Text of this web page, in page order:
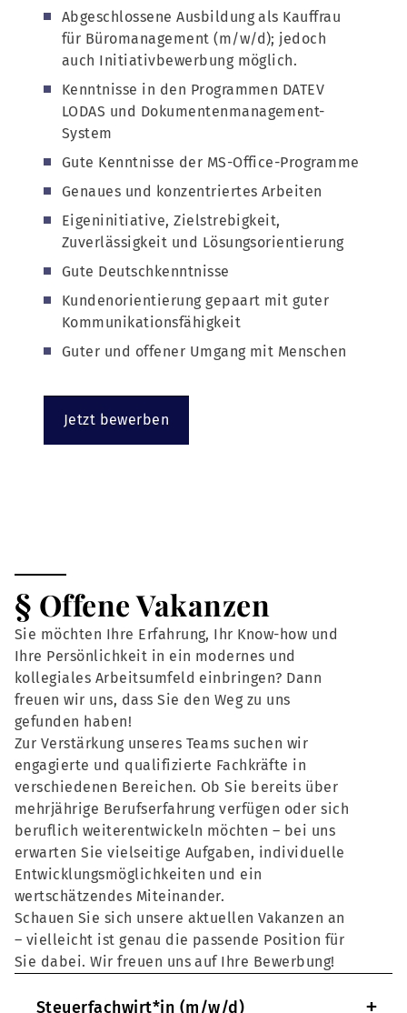
Abgeschlossene Ausbildung als Kauffrau
für Büromanagement (m/w/d); jedoch
auch Initiativbewerbung möglich.
Kenntnisse in den Programmen DATEV
LODAS und Dokumentenmanagement-
System
Gute Kenntnisse der MS-Office-Programme
Genaues und konzentriertes Arbeiten
Eigeninitiative, Zielstrebigkeit,
Zuverlässigkeit und Lösungsorientierung
Gute Deutschkenntnisse
Kundenorientierung gepaart mit guter
Kommunikationsfähigkeit
Guter und offener Umgang mit Menschen
Jetzt bewerben
§ Offene Vakanzen
Sie möchten Ihre Erfahrung, Ihr Know-how und
Ihre Persönlichkeit in ein modernes und
kollegiales Arbeitsumfeld einbringen? Dann
freuen wir uns, dass Sie den Weg zu uns
gefunden haben!
Zur Verstärkung unseres Teams suchen wir
engagierte und qualifizierte Fachkräfte in
verschiedenen Bereichen. Ob Sie bereits über
mehrjährige Berufserfahrung verfügen oder sich
beruflich weiterentwickeln möchten – bei uns
erwarten Sie vielseitige Aufgaben, individuelle
Entwicklungsmöglichkeiten und ein
wertschätzendes Miteinander.
Schauen Sie sich unsere aktuellen Vakanzen an
– vielleicht ist genau die passende Position für
Sie dabei. Wir freuen uns auf Ihre Bewerbung!
Steuerfachwirt*in (m/w/d)